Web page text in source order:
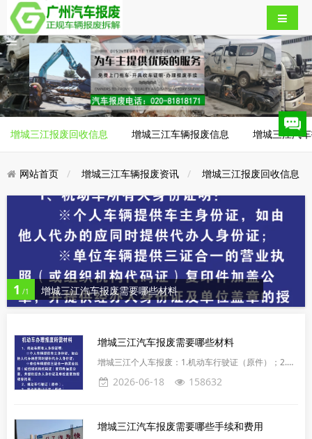
增城三江报废回收信息 增城三江车辆报废信息 增城三江汽
网站首页 增城三江车辆报废资讯 增城三江报废回收信息
1 /1 增城三江汽车报废需要哪些材料
增城三江汽车报废需要哪些材料
增城三江个人车报废：1.机动车行驶证（原件）；2.机
动车登记证（原件）；3.机动车所有人身份证（复印
件）。增城三江公司车报废：1.机动车行驶证（原
2026-06-18 158632
增城三江汽车报废需要哪些手续和费用